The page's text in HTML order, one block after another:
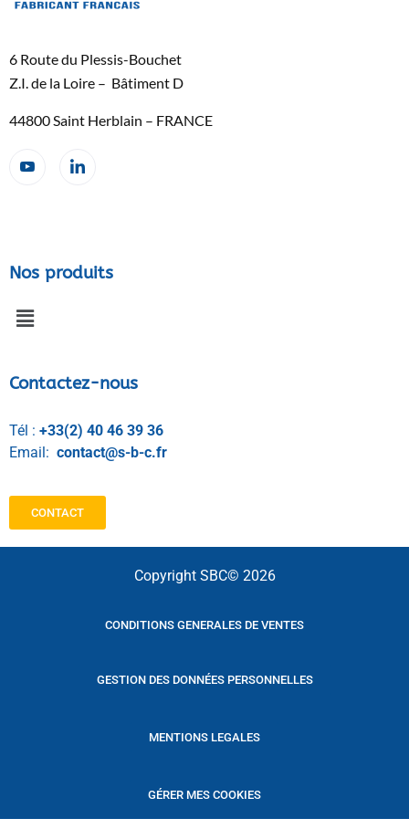
6 Route du Plessis-Bouchet
Z.I. de la Loire – Bâtiment D
44800 Saint Herblain – FRANCE
Nos produits
Contactez-nous
Tél : +33(2) 40 46 39 36
Email: contact@s-b-c.fr
CONTACT
Copyright SBC© 2026
CONDITIONS GENERALES DE VENTES
GESTION DES DONNÉES PERSONNELLES
MENTIONS LEGALES
GÉRER MES COOKIES